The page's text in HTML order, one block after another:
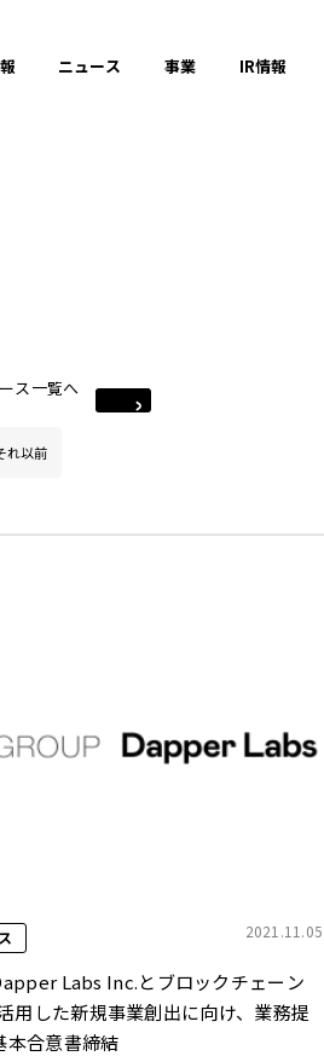
ニュース 事業 IR情報
ス一覧へ
れ以前
2021.11.05
Labs Inc.とブロックチェーン
用した新規事業創出に向け、業務提
本合意書締結